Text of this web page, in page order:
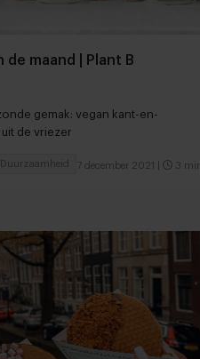
de maand | Plant B
gemak: vegan kant-en-
uit de vriezer
7 december 2021 3
Duurzaamheid